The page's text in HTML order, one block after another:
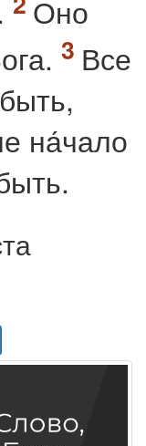
Оно
Все
на́чало